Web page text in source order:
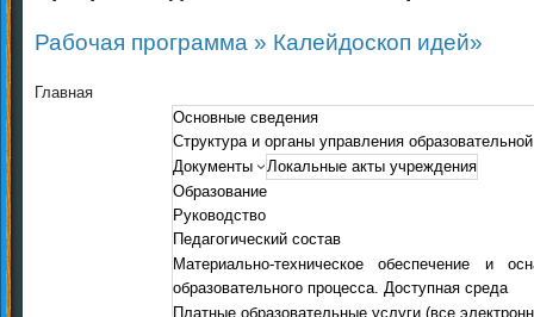
Рабочая программа » Калейдоскоп идей»
Главная
Основные сведения
Структура и органы управления
Документы
Локальные акты учреждения
Образование
Руководство
Педагогический состав
Материально-техническое обеспечение и
образовательного процесса. Доступная среда
Платные образовательные услуги (все